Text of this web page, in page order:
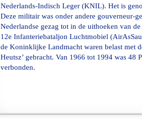
Nederlands-Indisch Leger (KNIL). Het is
Deze militair was onder andere gouverneur-
Nederlandse gezag tot in de uithoeken van
12e Infanteriebataljon Luchtmobiel
de Koninklijke Landmacht waren belast met
Heutsz’ gebracht. Van 1966 tot 1994 was 48
verbonden.